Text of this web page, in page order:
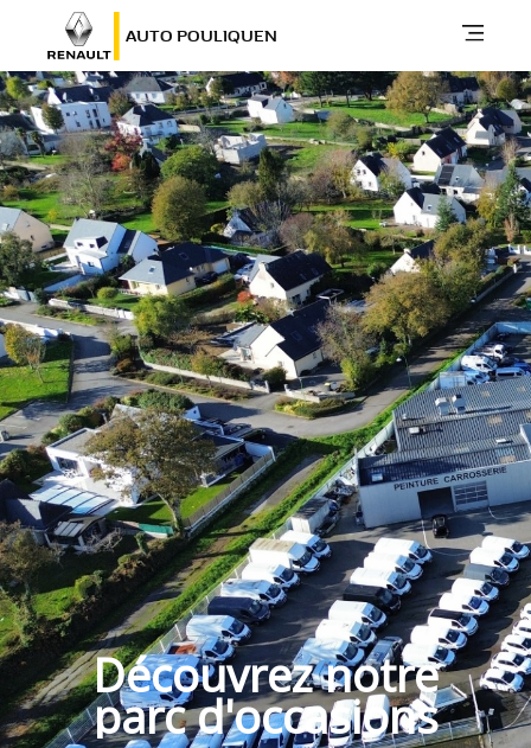
AUTO POULIQUEN
Découvrez notre
parc d'occasions